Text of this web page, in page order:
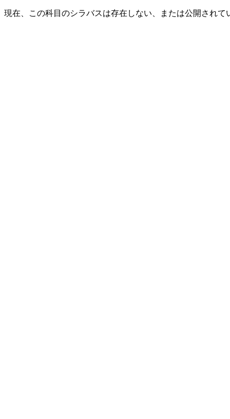
現在、この科目のシラバスは存在しない、または公開されて